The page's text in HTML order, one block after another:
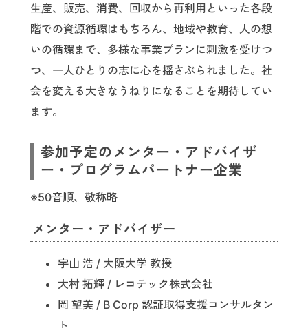
生産、販売、消費、回収から再利用といった各段
階での資源循環はもちろん、地域や教育、人の想
いの循環まで、多様な事業プランに刺激を受けつ
つ、一人ひとりの志に心を揺さぶられました。社
会を変える大きなうねりになることを期待してい
ます。
参加予定のメンター・アドバイザ
ー・プログラムパートナー企業
※50音順、敬称略
メンター・アドバイザー
宇山 浩 / 大阪大学 教授
大村 拓輝 / レコテック株式会社
岡 望美 / B Corp 認証取得支援コンサルタン